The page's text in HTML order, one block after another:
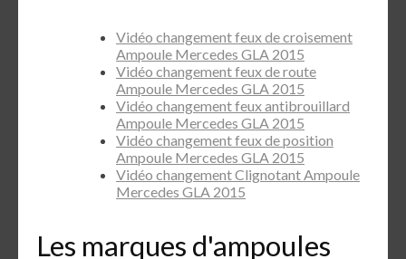
Vidéo changement feux de croisement
Ampoule Mercedes GLA 2015
Vidéo changement feux de route
Ampoule Mercedes GLA 2015
Vidéo changement feux antibrouillard
Ampoule Mercedes GLA 2015
Vidéo changement feux de position
Ampoule Mercedes GLA 2015
Vidéo changement Clignotant Ampoule
Mercedes GLA 2015
Les marques d'ampoules